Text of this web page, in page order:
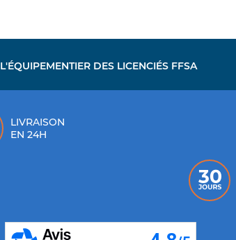
L'ÉQUIPEMENTIER DES LICENCIÉS FFSA
LIVRAISON
EN 24H